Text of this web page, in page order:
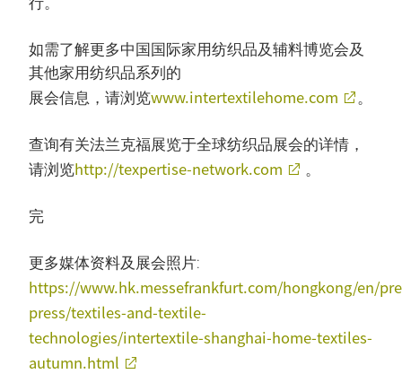
如需了解更多中国国际家用纺织品及辅料博览会及
其他家用纺织品系列的
展会信息，请浏览www.intertextilehome.com 。
查询有关法兰克福展览于全球纺织品展会的详情，
请浏览http://texpertise-network.com 。
完
更多媒体资料及展会照片:
https://www.hk.messefrankfurt.com/hongkong/en/
press/textiles-and-textile-
technologies/intertextile-shanghai-home-textiles-
autumn.html